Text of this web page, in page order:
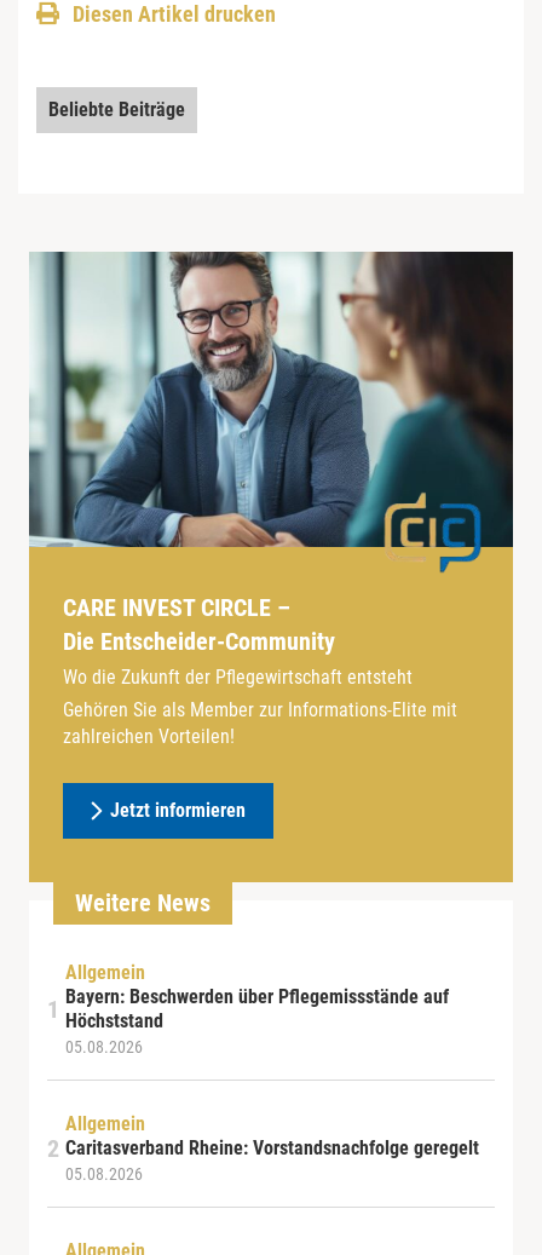
Diesen Artikel drucken
Beliebte Beiträge
CARE INVEST CIRCLE –
Die Entscheider-Community
Wo die Zukunft der Pflegewirtschaft entsteht
Gehören Sie als Member zur Informations-Elite mit
zahlreichen Vorteilen!
Jetzt informieren
Weitere News
Allgemein
Bayern: Beschwerden über Pflegemissstände auf
Höchststand
05.08.2026
Allgemein
Caritasverband Rheine: Vorstandsnachfolge geregelt
05.08.2026